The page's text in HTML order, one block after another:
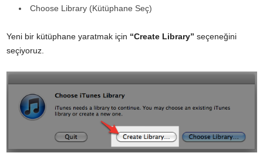
Choose Library (Kütüphane Seç)
Yeni bir kütüphane yaratmak için “Create Library” seçeneğini
seçiyoruz.